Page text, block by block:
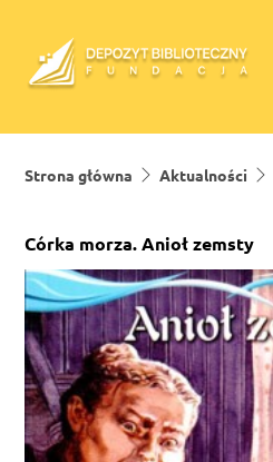
Strona główna Aktualności
Córka morza. Anioł zemsty